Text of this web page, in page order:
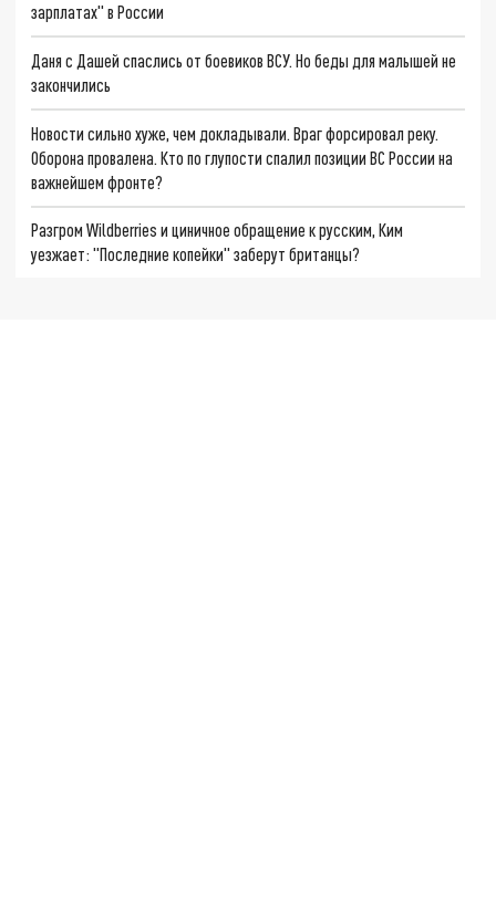
зарплатах" в России
Даня с Дашей спаслись от боевиков ВСУ. Но беды для малышей не
закончились
Новости сильно хуже, чем докладывали. Враг форсировал реку.
Оборона провалена. Кто по глупости спалил позиции ВС России на
важнейшем фронте?
Разгром Wildberries и циничное обращение к русским, Ким
уезжает: "Последние копейки" заберут британцы?